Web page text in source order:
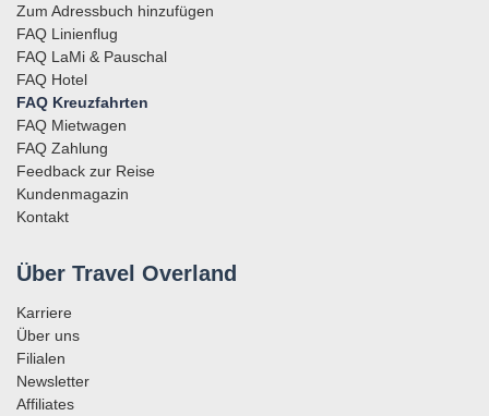
Zum Adressbuch hinzufügen
FAQ Linienflug
FAQ LaMi & Pauschal
FAQ Hotel
FAQ Kreuzfahrten
FAQ Mietwagen
FAQ Zahlung
Feedback zur Reise
Kundenmagazin
Kontakt
Über Travel Overland
Karriere
Über uns
Filialen
Newsletter
Affiliates